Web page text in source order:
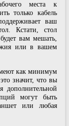
места к
только кабель
ваш
Кстати, стол
вам мешать,
или в вашем
как минимум
значит, что вы
дополнительной
могут быть
или любая